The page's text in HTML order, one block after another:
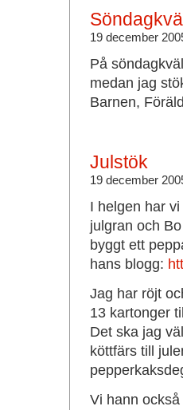
19 december
På
medan jag
Barnen,
Julstök
19 december
I helgen har
julgran och
byggt ett
hans blogg:
Jag har röjt
13 kartonger
Det ska jag
köttfärs till
Vi hann